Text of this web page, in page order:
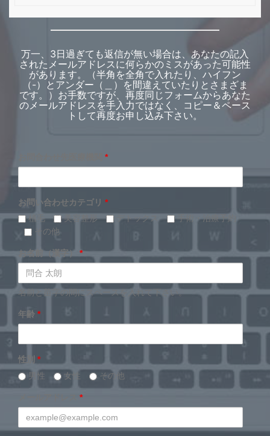
万一、3日過ぎても返信が無い場合は、あなたの記入
されたメールアドレスに何らかのミスがあった可能性
があります。（半角を全角で入れたり、ハイフン
（-）とアンダー（＿）を間違えていたりとさまざま
です。）お手数ですが、再度同じフォームからあなた
のメールアドレスを手入力ではなく、コピー＆ペース
トして再度お申し込み下さい。
*
お問い合わせカテゴリ *
植毛
美容整形 デトックス
手術・治療予約
その他
お名前（漢字） *
名前と苗字の間にスペースを入れて下さい。
年齢 *
性別 *
男性
女性 その他
*